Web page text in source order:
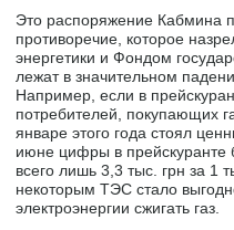
Это распоряжение Кабмина
противоречие, которое
энергетики и Фондом
лежат в значительном
Например, если в
потребителей, покупающих
январе этого года стоял
июне цифры в прейскуранте
всего лишь 3,3 тыс. грн за 1
некоторым ТЭС стало
электроэнергии сжигать газ.